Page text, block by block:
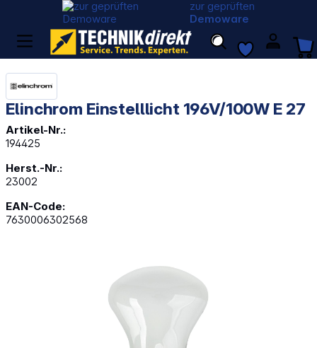
zur geprüften
Demoware
Elinchrom Einstelllicht 196V/100W E 27
Artikel-Nr.:
194425
Herst.-Nr.:
23002
EAN-Code:
7630006302568
Bildergalerie überspringen